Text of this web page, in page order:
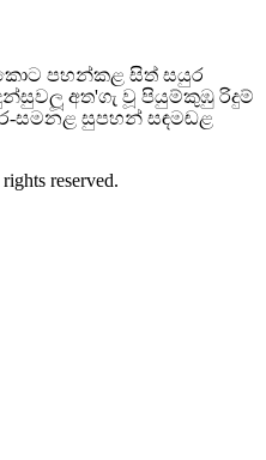
පහන්කළ සිත් සයුර
අත'ගැ වූ පියුම්කුඹු රිදුම්
සමනළ සුපහන් සඳමඬළ
reserved.